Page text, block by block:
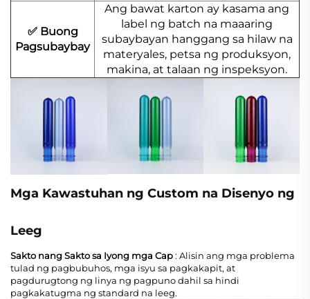
✅ Buong
Pagsubaybay
Ang bawat karton ay kasama ang
label ng batch na maaaring
subaybayan hanggang sa hilaw na
materyales, petsa ng produksyon,
makina, at talaan ng inspeksyon.
Mga Kawastuhan ng Custom na Disenyo ng
Leeg
Sakto nang Sakto sa Iyong mga Cap: Alisin ang mga problema
tulad ng pagbubuhos, mga isyu sa pagkakapit, at
pagdurugtong ng linya ng pagpuno dahil sa hindi
pagkakatugma ng standard na leeg.